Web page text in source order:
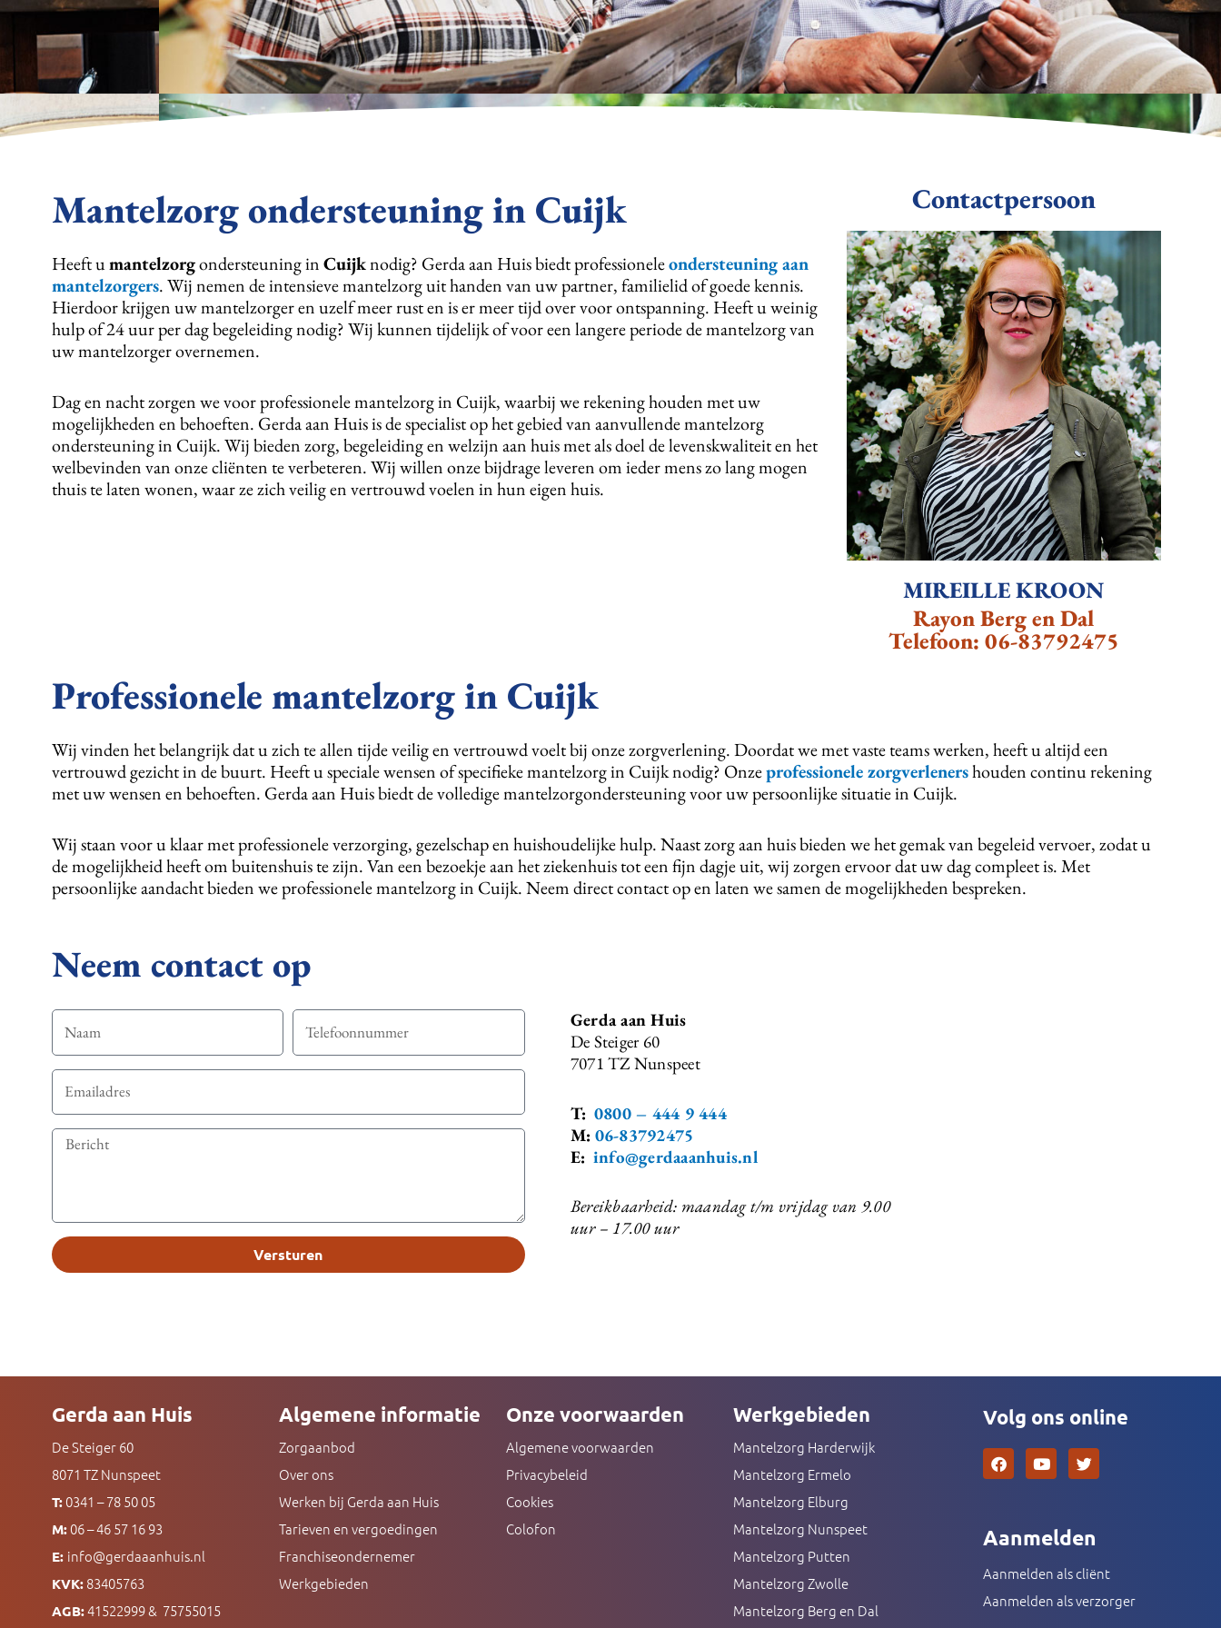
Mantelzorg ondersteuning in Cuijk
Heeft umantelzorgondersteuning inCuijknodig? Gerda aan Huis biedt professioneleondersteuning aan
mantelzorgers. Wij nemen de intensieve mantelzorg uit handen van uw partner, familielid of goede kennis.
Hierdoor krijgen uw mantelzorger en uzelf meer rust en is er meer tijd over voor ontspanning. Heeft u weinig
hulp of 24 uur per dag begeleiding nodig? Wij kunnen tijdelijk of voor een langere periode de mantelzorg van
uw mantelzorger overnemen.
Dag en nacht zorgen we voor professionele mantelzorg in Cuijk, waarbij we rekening houden met uw
mogelijkheden en behoeften. Gerda aan Huis is de specialist op het gebied van aanvullende mantelzorg
ondersteuning in Cuijk. Wij bieden zorg, begeleiding en welzijn aan huis met als doel de levenskwaliteit en het
welbevinden van onze cliënten te verbeteren. Wij willen onze bijdrage leveren om ieder mens zo lang mogen
thuis te laten wonen, waar ze zich veilig en vertrouwd voelen in hun eigen huis.
Contactpersoon
MIREILLE KROON
Rayon Berg en Dal
Telefoon: 06-83792475
Professionele mantelzorg in Cuijk
Wij vinden het belangrijk dat u zich te allen tijde veilig en vertrouwd voelt bij onze zorgverlening. Doordat we met vaste teams werken, heeft u altijd een
vertrouwd gezicht in de buurt. Heeft u speciale wensen of specifieke mantelzorg in Cuijk nodig? Onzeprofessionele zorgverlenershouden continu rekening
met uw wensen en behoeften. Gerda aan Huis biedt de volledige mantelzorgondersteuning voor uw persoonlijke situatie in Cuijk.
Wij staan voor u klaar met professionele verzorging, gezelschap en huishoudelijke hulp. Naast zorg aan huis bieden we het gemak van begeleid vervoer, zodat u
de mogelijkheid heeft om buitenshuis te zijn. Van een bezoekje aan het ziekenhuis tot een fijn dagje uit, wij zorgen ervoor dat uw dag compleet is. Met
persoonlijke aandacht bieden we professionele mantelzorg in Cuijk. Neem direct contact op en laten we samen de mogelijkheden bespreken.
Neem contact op
Versturen
Gerda aan Huis
De Steiger 60
7071 TZ Nunspeet
T: 0800 – 444 9 444
M: 06-83792475
E: info@gerdaaanhuis.nl
Bereikbaarheid: maandag t/m vrijdag van 9.00
uur – 17.00 uur
Gerda aan Huis
De Steiger 60
8071 TZ Nunspeet
T: 0341 – 78 50 05
M: 06 – 46 57 16 93
E: info@gerdaaanhuis.nl
KVK: 83405763
AGB:41522999 & 75755015
Algemene informatie
Zorgaanbod
Over ons
Werken bij Gerda aan Huis
Tarieven en vergoedingen
Franchiseondernemer
Werkgebieden
Onze voorwaarden
Algemene voorwaarden
Privacybeleid
Cookies
Colofon
Werkgebieden
Mantelzorg Harderwijk
Mantelzorg Ermelo
Mantelzorg Elburg
Mantelzorg Nunspeet
Mantelzorg Putten
Mantelzorg Zwolle
Mantelzorg Berg en Dal
Volg ons online
F
a
o
o
Y
o
b
e
T
w
e
r
Aanmelden
Aanmelden als cliënt
Aanmelden als verzorger